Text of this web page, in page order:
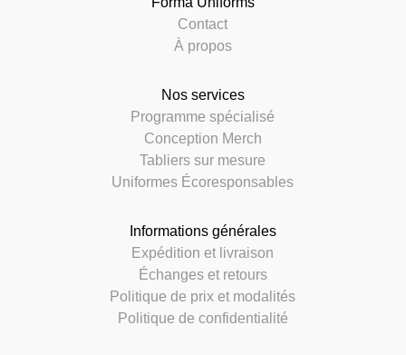
Contact
À propos
Nos services
Programme spécialisé
Conception Merch
Tabliers sur mesure
Uniformes Écoresponsables
Informations générales
Expédition et livraison
Échanges et retours
Politique de prix et modalités
Politique de confidentialité